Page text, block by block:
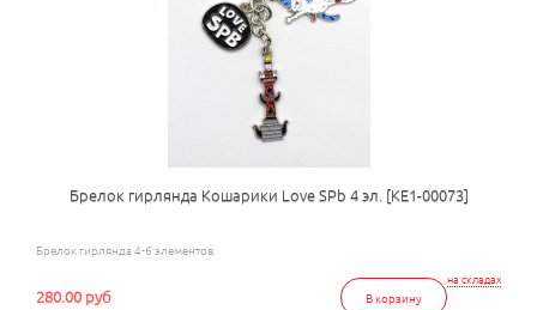
Брелок гирлянда Кошарики Love SPb 4 эл. [КЕ1-00073]
Брелок гирлянда 4-6 элементов
на складах
В корзину
280.00 руб